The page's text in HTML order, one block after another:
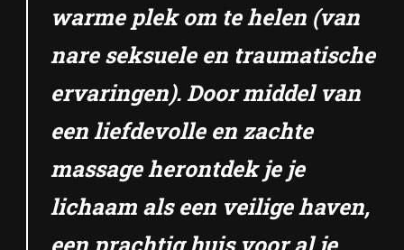
warme plek om te helen (van
nare seksuele en traumatische
ervaringen). Door middel van
een liefdevolle en zachte
massage herontdek je je
lichaam als een veilige haven,
een prachtig huis voor al je